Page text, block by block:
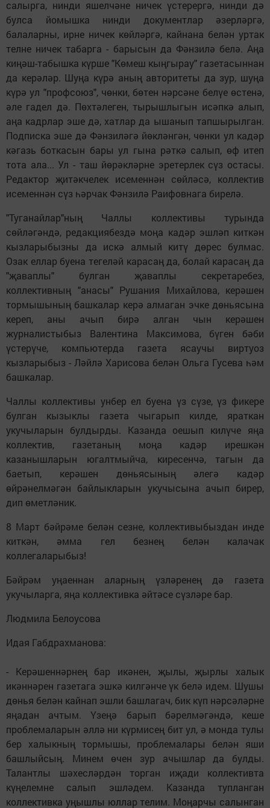
салырга, нинди яшелчәне ничек үстерергә, нинди дә
булса йомышка нинди документлар әзерләргә,
балаларны, ирне ничек көйләргә, кайнана белән уртак
телне ничек табарга - барысын да Фәнзилә белә. Аңа
киңәш-табышка күрше "Көмеш кыңгырау" газетасыннан
да керәләр. Шуңа күрә аның авторитеты да зур, шуңа
күрә ул "профсоюз", чөнки, бөтен нәрсәне белүе өстенә,
әле гадел дә. Пөхтәлеген, тырышлыгын исәпкә алып,
аңа кадрлар эше дә, хатлар да ышанып тапшырылган.
Подписка эше дә Фәнзиләгә йөкләнгән, чөнки ул кадәр
кәгазь боткасын бары ул гына рәткә салып, өф итеп
тота ала... Ул - таш йөрәкләрне эретерлек сүз остасы.
Редактор җитәкчелек исеменнән сөйләсә, коллектив
исеменнән сүз һәрчак Фәнзилә Раифовнага бирелә.
"Туганайлар"ның Чаллы коллективы турында
сөйләгәндә, редакциябездә моңа кадәр эшләп киткән
кызларыбызны да искә алмый китү дөрес булмас.
Озак еллар буена тегеләй карасаң да, болай карасаң да
"җаваплы" булган җаваплы секретаребез,
коллективның "анасы" Рушания Михайлова, керәшен
тормышының башкалар керә алмаган эчке дөньясына
кереп, аны ачып бирә алган чын керәшен
журналистыбыз Валентина Максимова, бүген бәби
үстерүче, компьютерда газета ясаучы виртуоз
кызларыбыз - Ләйлә Харисова белән Ольга Гусева һәм
башкалар.
Чаллы коллективы унбер ел буена үз сүзе, үз фикере
булган кызыклы газета чыгарып килде, яраткан
укучыларын булдырды. Казанда оешып килүче яңа
коллектив, газетаның моңа кадәр ирешкән
казанышларын югалтмыйча, киресенчә, тагын да
баетып, керәшен дөньясының әлегә кадәр
өйрәнелмәгән байлыкларын укучысына ачып бирер,
дип өметләник.
8 Март бәйрәме белән сезне, коллективыбыздан инде
киткән, әмма гел безнең белән калачак
коллегаларыбыз!
Бәйрәм уңаеннан аларның үзләренең дә газета
укучыларга, яңа коллективка әйтәсе сүзләре бар.
Людмила Белоусова
Идая Габдрахманова:
- Керәшеннәрнең бар икәнен, җылы, җырлы халык
икәннәрен газетага эшкә килгәнче үк белә идем. Шушы
дөнья белән кайнап эшли башлагач, бик күп нәрсәләрне
яңадан ачтым. Үзеңә барып бәрелмәгәндә, кеше
проблемаларын әллә ни күрмисең бит ул, ә монда тулы
бер халыкның тормышы, проблемалары белән яши
башлыйсың. Минем өчен зур ачышлар да булды.
Талантлы шәхесләрдән торган иҗади коллективта
күңелемне салып эшләдем. Казанда тупланган
коллективка уңышлы юллар телим. Моңарчы салынган